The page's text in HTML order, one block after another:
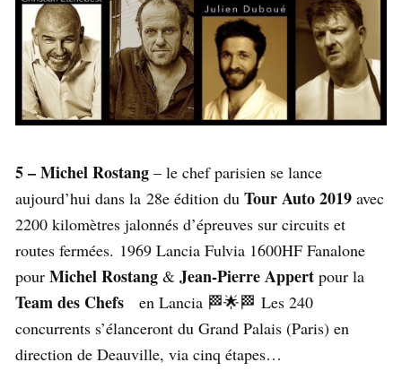
5 – Michel Rostang – le chef parisien se lance
aujourd’hui dans la 28e édition du Tour Auto 2019 avec
2200 kilomètres jalonnés d’épreuves sur circuits et
routes fermées. 1969 Lancia Fulvia 1600HF Fanalone
pour Michel Rostang & Jean-Pierre Appert pour la
Team des Chefs en Lancia 🏁🌟🏁 Les 240
concurrents s’élanceront du Grand Palais (Paris) en
direction de Deauville, via cinq étapes…